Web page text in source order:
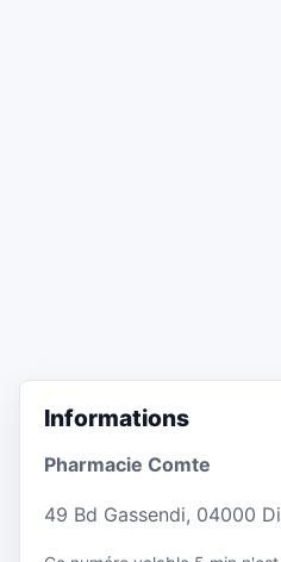
Informations
Pharmacie Comte
49 Bd Gassendi, 04000